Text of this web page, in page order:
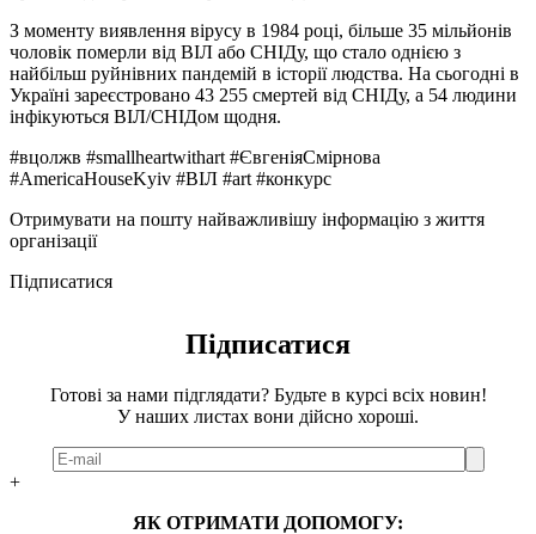
З моменту виявлення вірусу в 1984 році, більше 35 мільйонів
чоловік померли від ВІЛ або СНІДу, що стало однією з
найбільш руйнівних пандемій в історії людства. На сьогодні в
Україні зареєстровано 43 255 смертей від СНІДу, а 54 людини
інфікуються ВІЛ/СНІДом щодня.
#вцолжв #smallheartwithart #ЄвгеніяСмірнова
#AmericaHouseKyiv #ВІЛ #art #конкурс
Отримувати на пошту найважливішу інформацію з життя
організації
Підписатися
Підписатися
Готові за нами підглядати? Будьте в курсі всіх новин!
У наших листах вони дійсно хороші.
+
ЯК ОТРИМАТИ ДОПОМОГУ: